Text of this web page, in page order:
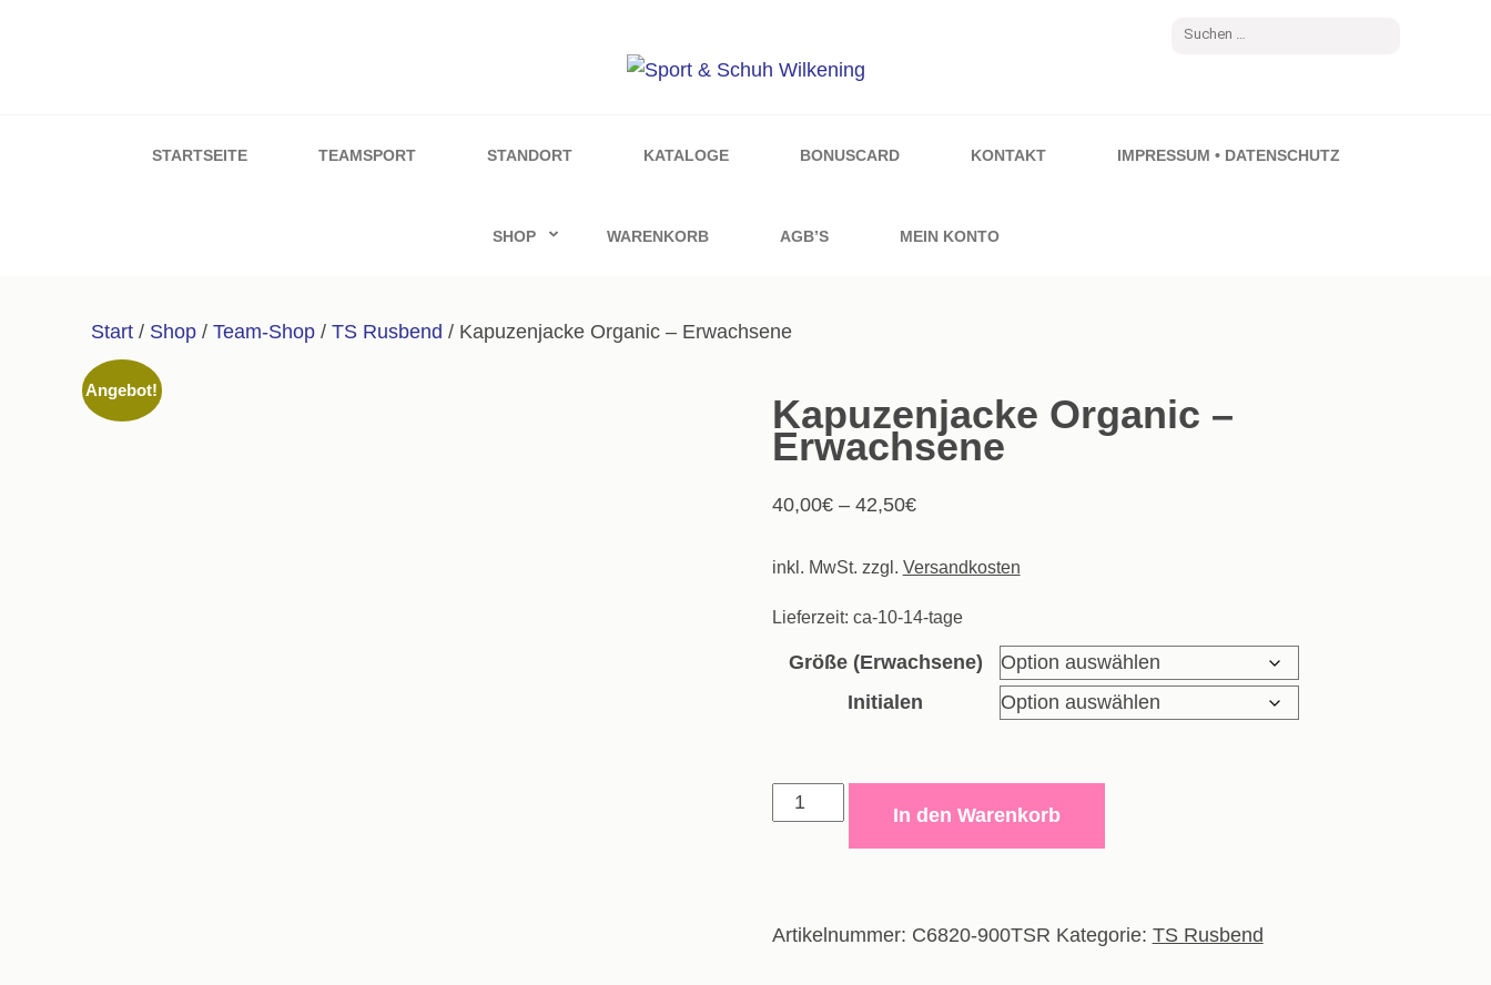
STARTSEITE TEAMSPORT STANDORT KATALOGE BONUSCARD KONTAKT IMPRESSUM • DATENSCHUTZ
SHOP WARENKORB AGB’S MEIN KONTO
Start / Shop / Team-Shop / TS Rusbend / Kapuzenjacke Organic – Erwachsene
Angebot!
Kapuzenjacke Organic –
Erwachsene
40,00€– 42,50€
inkl. MwSt. zzgl. Versandkosten
Lieferzeit: ca-10-14-tage
Größe (Erwachsene)
Initialen
Kapuzenjacke
Menge
In den Warenkorb
Artikelnummer: C6820-900TSR Kategorie: TS Rusbend